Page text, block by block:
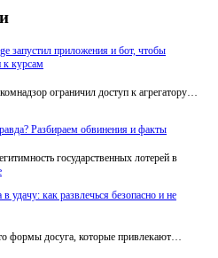
запустил приложения и бот, чтобы
к курсам
ограничил доступ к агрегатору…
Разбираем обвинения и факты
государственных лотерей в
:
лото
или
удачу: как развлечься безопасно и не
формы досуга, которые привлекают…